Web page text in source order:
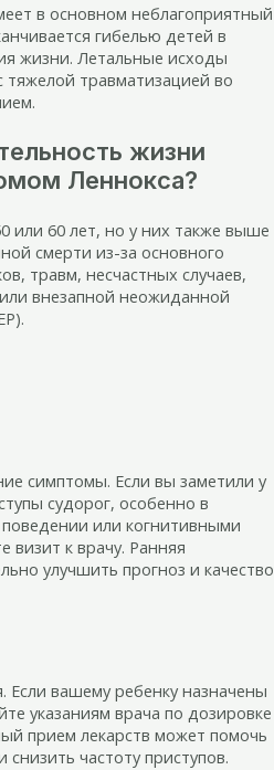
в основном неблагоприятный
гибелью детей в
жизни. Летальные исходы
травматизацией во
жизни
Леннокса?
или 60 лет, но у них также выше
смерти из-за основного
травм, несчастных случаев,
внезапной неожиданной
симптомы. Если вы заметили у
судорог, особенно в
или когнитивными
визит к врачу. Ранняя
улучшить прогноз и качество
вашему ребенку назначены
указаниям врача по дозировке
прием лекарств может помочь
частоту приступов.